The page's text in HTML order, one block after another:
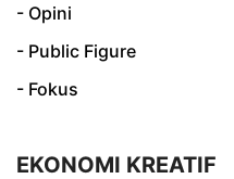
- Opini
- Public Figure
- Fokus
EKONOMI KREATIF